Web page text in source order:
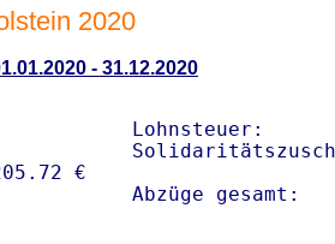
2020
- 31.12.2020
Lohnsteuer:
Abzüge